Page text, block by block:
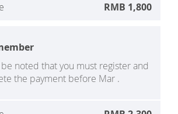
RMB 1,800
be noted that you must register and
the payment before Mar .